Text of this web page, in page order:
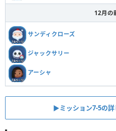
12月の
サンディクローズ
ジャックサリー
アーシャ
▶︎ミッション7-5の